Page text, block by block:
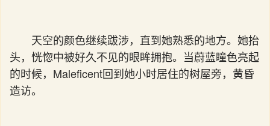
天空的颜色继续跋涉，直到她熟悉的地方。她抬
头，恍惚中被好久不见的眼眸拥抱。当蔚蓝瞳色亮起
的时候，Maleficent回到她小时居住的树屋旁，黄昏
造访。